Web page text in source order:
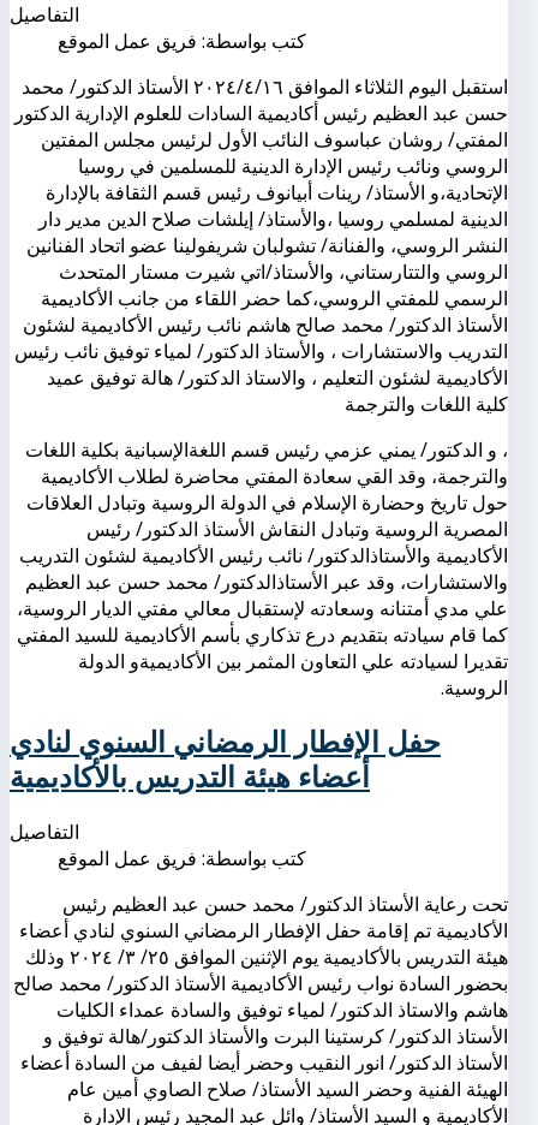
التفاصيل
كتب بواسطة: فريق عمل الموقع
استقبل اليوم الثلاثاء الموافق ٢٠٢٤/٤/١٦ الأستاذ الدكتور/ محمد
حسن عبد العظيم رئيس أكاديمية السادات للعلوم الإدارية الدكتور
المفتي/ روشان عباسوف النائب الأول لرئيس مجلس المفتين
الروسي ونائب رئيس الإدارة الدينية للمسلمين في روسيا
الإتحادية،و الأستاذ/ رينات أبيانوف رئيس قسم الثقافة بالإدارة
الدينية لمسلمي روسيا ،والأستاذ/ إيلشات صلاح الدين مدير دار
النشر الروسي، والفنانة/ تشولبان شريفولينا عضو اتحاد الفنانين
الروسي والتتارستاني، والأستاذ/اتي شيرت مستار المتحدث
الرسمي للمفتي الروسي،كما حضر اللقاء من جانب الأكاديمية
الأستاذ الدكتور/ محمد صالح هاشم نائب رئيس الأكاديمية لشئون
التدريب والاستشارات ، والأستاذ الدكتور/ لمياء توفيق نائب رئيس
الأكاديمية لشئون التعليم ، والاستاذ الدكتور/ هالة توفيق عميد
كلية اللغات والترجمة
، و الدكتور/ يمني عزمي رئيس قسم اللغةالإسبانية بكلية اللغات
والترجمة، وقد القي سعادة المفتي محاضرة لطلاب الأكاديمية
حول تاريخ وحضارة الإسلام في الدولة الروسية وتبادل العلاقات
المصرية الروسية وتبادل النقاش الأستاذ الدكتور/ رئيس
الأكاديمية والأستاذالدكتور/ نائب رئيس الأكاديمية لشئون التدريب
والاستشارات، وقد عبر الأستاذالدكتور/ محمد حسن عبد العظيم
علي مدي أمتنانه وسعادته لإستقبال معالي مفتي الديار الروسية،
كما قام سيادته بتقديم درع تذكاري بأسم الأكاديمية للسيد المفتي
تقديرا لسيادته علي التعاون المثمر بين الأكاديميةو الدولة
الروسية.
حفل الإفطار الرمضاني السنوي لنادي
أعضاء هيئة التدريس بالأكاديمية
التفاصيل
كتب بواسطة: فريق عمل الموقع
تحت رعاية الأستاذ الدكتور/ محمد حسن عبد العظيم رئيس
الأكاديمية تم إقامة حفل الإفطار الرمضاني السنوي لنادي أعضاء
هيئة التدريس بالأكاديمية يوم الإثنين الموافق ٢٥/ ٣/ ٢٠٢٤ وذلك
بحضور السادة نواب رئيس الأكاديمية الأستاذ الدكتور/ محمد صالح
هاشم والاستاذ الدكتور/ لمياء توفيق والسادة عمداء الكليات
الأستاذ الدكتور/ كرستينا البرت والأستاذ الدكتور/هالة توفيق و
الأستاذ الدكتور/ انور النقيب وحضر أيضا لفيف من السادة أعضاء
الهيئة الفنية وحضر السيد الأستاذ/ صلاح الصاوي أمين عام
الأكاديمية و السيد الأستاذ/ وائل عبد المجيد رئيس الإدارة